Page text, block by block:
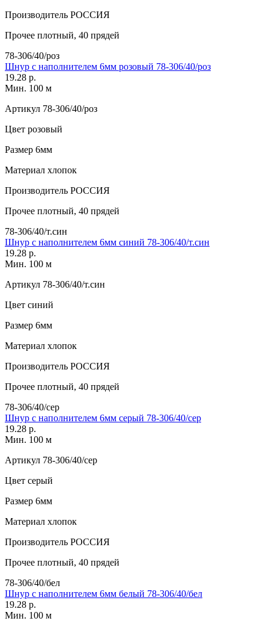
Производитель РОССИЯ
Прочее плотный, 40 прядей
78-306/40/роз
Шнур с наполнителем 6мм розовый 78-306/40/роз
19.28 р.
Мин. 100 м
Артикул 78-306/40/роз
Цвет розовый
Размер 6мм
Материал хлопок
Производитель РОССИЯ
Прочее плотный, 40 прядей
78-306/40/т.син
Шнур с наполнителем 6мм синий 78-306/40/т.син
19.28 р.
Мин. 100 м
Артикул 78-306/40/т.син
Цвет синий
Размер 6мм
Материал хлопок
Производитель РОССИЯ
Прочее плотный, 40 прядей
78-306/40/сер
Шнур с наполнителем 6мм серый 78-306/40/сер
19.28 р.
Мин. 100 м
Артикул 78-306/40/сер
Цвет серый
Размер 6мм
Материал хлопок
Производитель РОССИЯ
Прочее плотный, 40 прядей
78-306/40/бел
Шнур с наполнителем 6мм белый 78-306/40/бел
19.28 р.
Мин. 100 м